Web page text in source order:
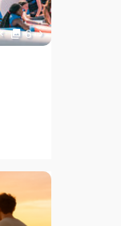
Vorige foto
6foto's
Volgende foto